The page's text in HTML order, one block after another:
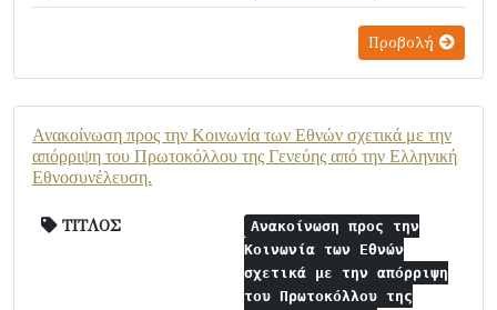
Προβολή
Ανακοίνωση προς την Κοινωνία των Εθνών σχετικά με την
απόρριψη του Πρωτοκόλλου της Γενεύης από την Ελληνική
Εθνοσυνέλευση.
ΤΙΤΛΟΣ
Ανακοίνωση προς την
Κοινωνία των Εθνών
σχετικά με την απόρριψη
του Πρωτοκόλλου της